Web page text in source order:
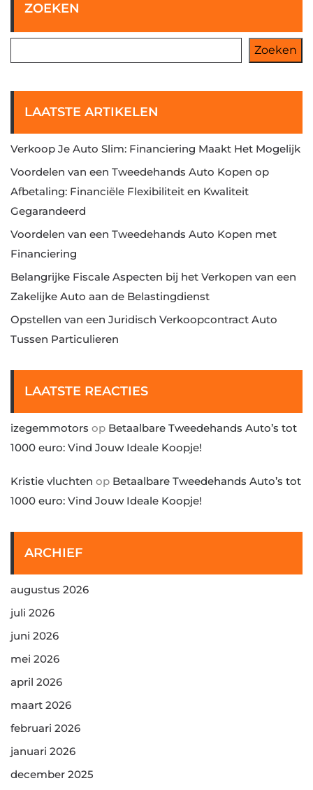
ZOEKEN
Zoeken
LAATSTE ARTIKELEN
Verkoop Je Auto Slim: Financiering Maakt Het Mogelijk
Voordelen van een Tweedehands Auto Kopen op
Afbetaling: Financiële Flexibiliteit en Kwaliteit
Gegarandeerd
Voordelen van een Tweedehands Auto Kopen met
Financiering
Belangrijke Fiscale Aspecten bij het Verkopen van een
Zakelijke Auto aan de Belastingdienst
Opstellen van een Juridisch Verkoopcontract Auto
Tussen Particulieren
LAATSTE REACTIES
izegemmotors op Betaalbare Tweedehands Auto’s tot
1000 euro: Vind Jouw Ideale Koopje!
Kristie vluchten op Betaalbare Tweedehands Auto’s tot
1000 euro: Vind Jouw Ideale Koopje!
ARCHIEF
augustus 2026
juli 2026
juni 2026
mei 2026
april 2026
maart 2026
februari 2026
januari 2026
december 2025